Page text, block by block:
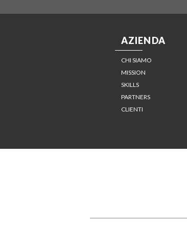
AZIENDA
CHI SIAMO
MISSION
SKILLS
PARTNERS
CLIENTI